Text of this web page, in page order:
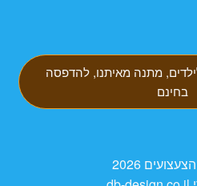
מתנה מאיתנו, להדפסה
בחינם
2026